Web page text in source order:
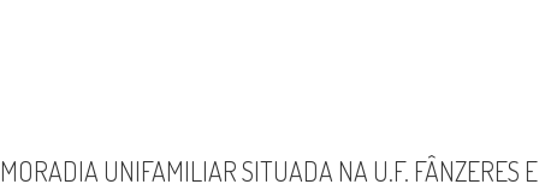
MORADIA UNIFAMILIAR SITUADA NA U.F. FÂNZERES